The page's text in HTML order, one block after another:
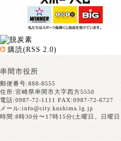
購読(RSS 2.0)
串間市役所
郵便番号:888-8555
住所:宮崎県串間市大字西方5550
電話:0987-72-1111 FAX:0987-72-6727
メール:info@city.kushima.lg.jp
時間:8時30分〜17時15分(土曜日、日曜